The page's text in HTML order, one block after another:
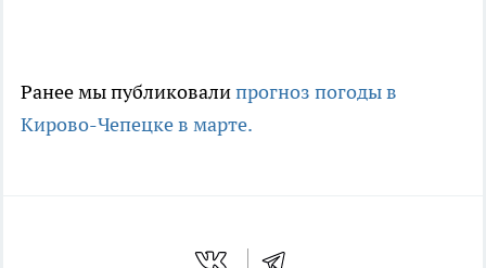
Ранее мы публиковалипрогноз погоды в
Кирово-Чепецке в марте.